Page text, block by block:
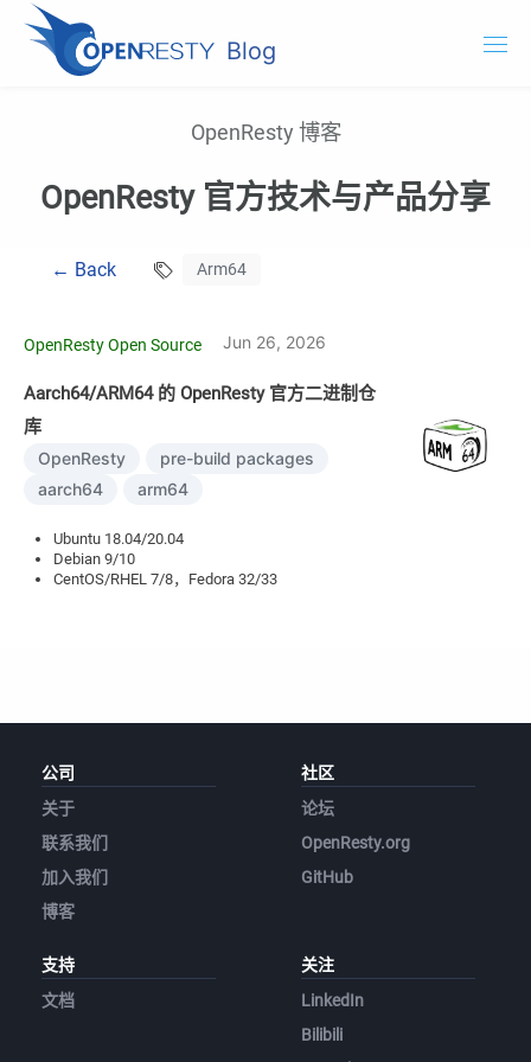
Blog
OpenResty Edge
文档
试用 OpenResty XRay
OpenResty 博客
OpenResty 官方技术与产品分享
← Back Arm64
OpenResty Open Source Jun 26, 2026
Aarch64/ARM64 的 OpenResty 官方二进制仓
库
OpenResty
pre-build packages
aarch64
arm64
Ubuntu 18.04/20.04
Debian 9/10
CentOS/RHEL 7/8，Fedora 32/33
公司
关于
联系我们
加入我们
博客
社区
论坛
OpenResty.org
GitHub
支持
文档
关注
LinkedIn
Bilibili